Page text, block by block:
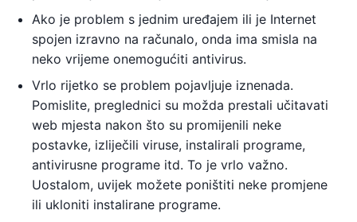
Ako je problem s jednim uređajem ili je Internet
spojen izravno na računalo, onda ima smisla na
neko vrijeme onemogućiti antivirus.
Vrlo rijetko se problem pojavljuje iznenada.
Pomislite, preglednici su možda prestali učitavati
web mjesta nakon što su promijenili neke
postavke, izliječili viruse, instalirali programe,
antivirusne programe itd. To je vrlo važno.
Uostalom, uvijek možete poništiti neke promjene
ili ukloniti instalirane programe.